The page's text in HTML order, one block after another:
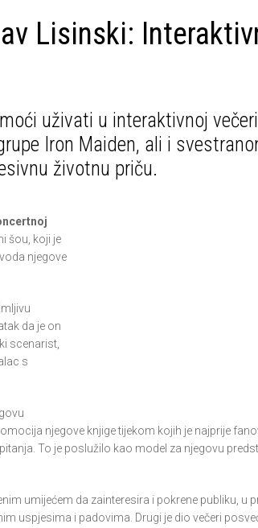
Lisinski:
uživati u interaktivnoj
Iron Maiden, ali i
životnu priču.
šou, koji je
njegove
da je on
scenarist,
s
njegove knjige tijekom kojih je najprije
To je poslužilo kao model za njegovu
umijećem da zainteresira i pokrene publiku, u
uspjesima i padovima. Drugi je dio večeri